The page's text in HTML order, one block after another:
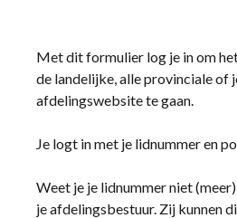
Met dit formulier log je in om
de landelijke, alle provinciale of
afdelingswebsite te gaan.
Je logt in met je lidnummer en
Weet je je lidnummer niet
je afdelingsbestuur. Zij kunnen